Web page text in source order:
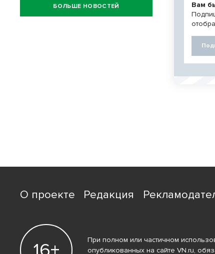
Вам
БОЛЬШЕ НОВОСТЕЙ
О проекте Редакция
При полном или частичном
опубликованных на сайте VN.ru,